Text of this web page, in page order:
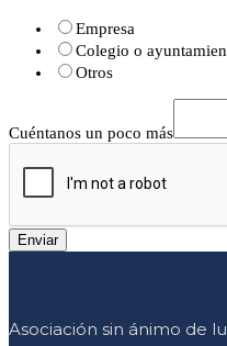
Empresa
Colegio o
Otros
Cuéntanos un poco más
Enviar
Asociación sin ánimo de